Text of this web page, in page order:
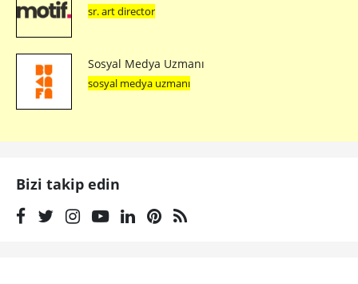
sr. art director
Sosyal Medya Uzmanı
sosyal medya uzmanı
Bizi takip edin